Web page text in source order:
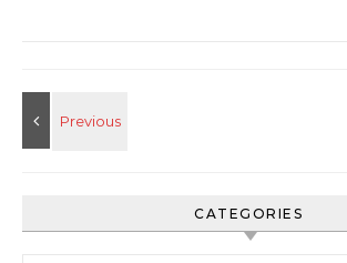
CATEGORIES